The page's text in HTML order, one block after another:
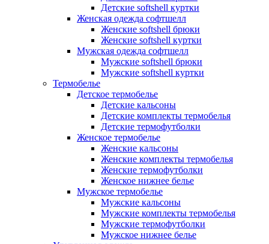
Детские softshell куртки
Женская одежда софтшелл
Женские softshell брюки
Женские softshell куртки
Мужская одежда софтшелл
Мужские softshell брюки
Мужские softshell куртки
Термобелье
Детское термобелье
Детские кальсоны
Детские комплекты термобелья
Детские термофутболки
Женское термобелье
Женские кальсоны
Женские комплекты термобелья
Женские термофутболки
Женское нижнее белье
Мужское термобелье
Мужские кальсоны
Мужские комплекты термобелья
Мужские термофутболки
Мужское нижнее белье